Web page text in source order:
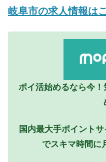
岐阜市の求人情報は
ポイ活始めるなら今
国内最大手ポイントサ
でスキマ時間に